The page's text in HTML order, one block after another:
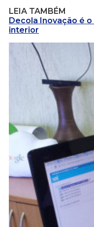
LEIA TAMBÉM
Decola Inovação é
interior